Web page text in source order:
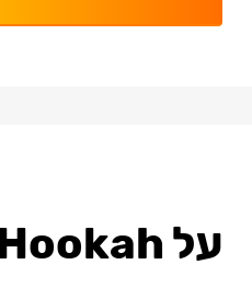
על Union Hookah